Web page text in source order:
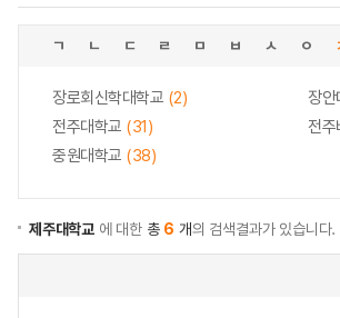
ㄱ ㄴ ㄷ ㄹ ㅁ ㅂ ㅅ ㅇ
장로회신학대학교 (2) 장안
전주대학교 (31) 전주
중원대학교 (38)
제주대학교 에 대한 총 6 개의 검색결과가 있습니다.